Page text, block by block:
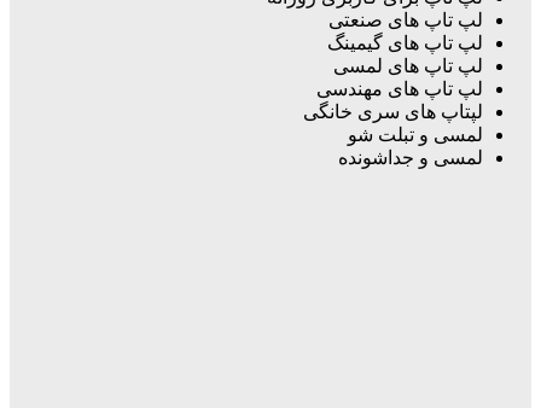
لپ تاپ های صنعتی
لپ تاپ های گیمینگ
لپ تاپ های لمسی
لپ تاپ های مهندسی
لپتاپ های سری خانگی
لمسی و تبلت شو
لمسی و جداشونده